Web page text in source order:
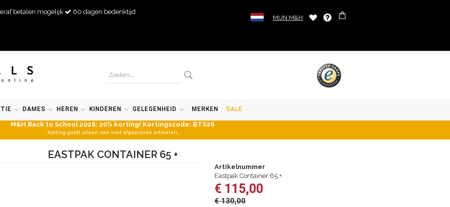
betalen mogelijk 60 dagen bedenktijd
MIJN M&H
DAMES HEREN KINDEREN GELEGENHEID MERKEN SALE
M&H Back to School 2026: 20% korting! Kortingscode: BTS26
*Korting geldt alleen voor niet afgeprijsde artikelen.
EASTPAK CONTAINER 65 +
Artikelnummer
Eastpak Container 65 +
€ 115,00
€ 130,00